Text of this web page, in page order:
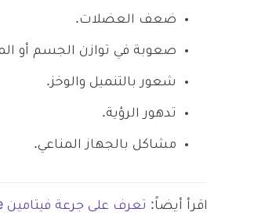
ضعف العضلات.
صعوبة في توازن الجسم أو
شعور بالتنميل والوخز.
تدهور الرؤية.
مشاكل بالجهاز المناعي.
اقرأ أيضاً: تعرف على جرعة فيتامين e اليومية.